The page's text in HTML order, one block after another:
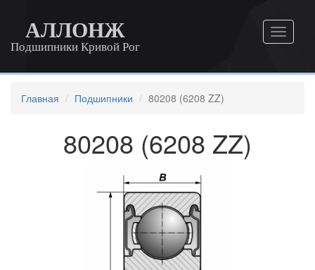
АЛЛОНЖ
Подшипники Кривой Рог
Главная Подшипники 80208 (6208 ZZ)
80208 (6208 ZZ)